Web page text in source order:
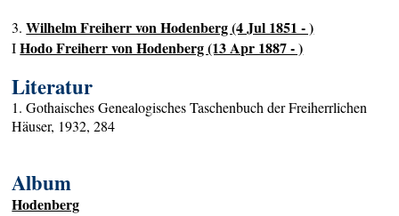
3.Wilhelm Freiherr von Hodenberg (4 Jul 1851 - )
IHodo Freiherr von Hodenberg (13 Apr 1887 - )
Literatur
1. Gothaisches Genealogisches Taschenbuch der Freiherrlichen
Häuser, 1932, 284
Album
Hodenberg